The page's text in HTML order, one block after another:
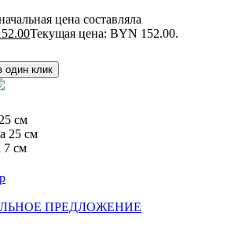
цена составляла
Текущая цена: BYN 152.00.
один клик
см
25 см
7 см
ПРЕДЛОЖЕНИЕ